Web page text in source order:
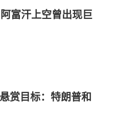
富汗上空曾出现巨
赏目标：特朗普和